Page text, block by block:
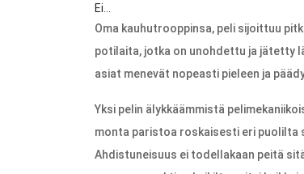
Ei…
Oma kauhutrooppinsa, peli sijoittuu
potilaita, jotka on unohdettu ja jätetty
asiat menevät nopeasti pieleen ja
Yksi pelin älykkäämmistä
monta paristoa roskaisesti eri puolilta
Ahdistuneisuus ei todellakaan peitä